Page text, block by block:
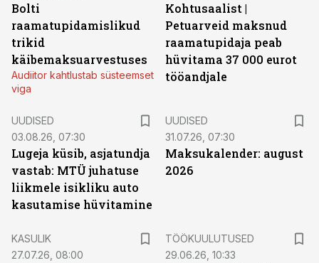
Bolti
raamatupidamislikud
trikid
käibemaksuarvestuses
Audiitor kahtlustab süsteemset
viga
Kohtusaalist |
Petuarveid maksnud
raamatupidaja peab
hüvitama 37 000 eurot
tööandjale
UUDISED
03.08.26, 07:30
Lugeja küsib, asjatundja
vastab: MTÜ juhatuse
liikmele isikliku auto
kasutamise hüvitamine
UUDISED
31.07.26, 07:30
Maksukalender: august
2026
KASULIK
27.07.26, 08:00
TÖÖKUULUTUSED
29.06.26, 10:33